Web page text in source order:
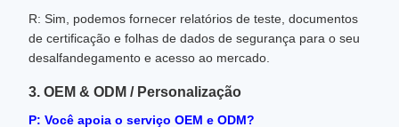
R: Sim, podemos fornecer relatórios de teste, documentos
de certificação e folhas de dados de segurança para o seu
desalfandegamento e acesso ao mercado.
3. OEM & ODM / Personalização
P: Você apoia o serviço OEM e ODM?